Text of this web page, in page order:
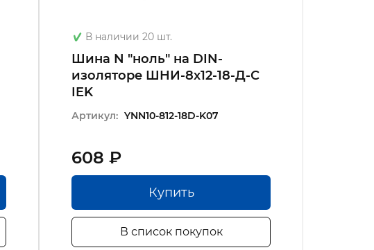
В наличии 20 шт.
Шина N "ноль" на DIN-
изоляторе ШНИ-8х12-18-Д-С
IEK
Артикул: YNN10-812-18D-K07
608 ₽
Купить
В список покупок